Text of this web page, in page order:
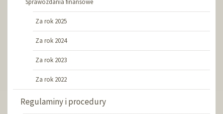
Sprawozdania finansowe
Za rok 2025
Za rok 2024
Za rok 2023
Za rok 2022
Regulaminy i procedury